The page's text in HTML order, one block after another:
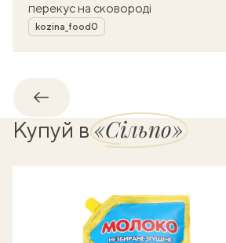
перекус на сковороді
Автор
kozina_food0
Назад
Купуй в«Сільпо»